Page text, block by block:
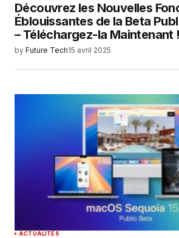
Découvrez les Nouvelles
Éblouissantes de la Beta
– Téléchargez-la Maintenant !
by Future Tech15 avril 2025
ACTUALITÉS